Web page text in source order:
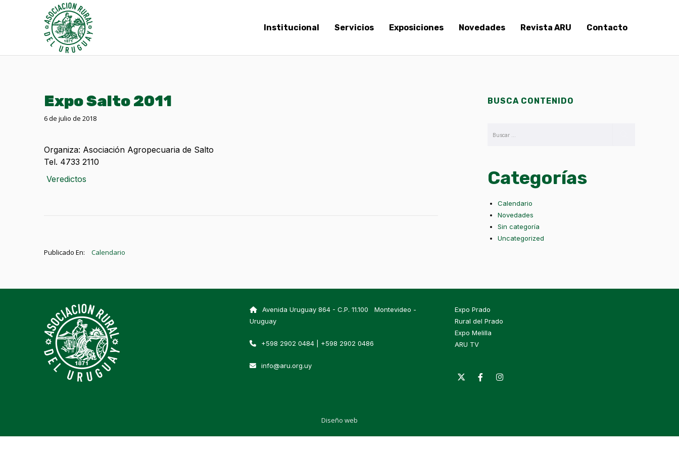
Institucional Servicios Exposiciones Novedades Revista ARU Contacto
Expo Salto 2011
6 de julio de 2018
Organiza: Asociación Agropecuaria de Salto
Tel. 4733 2110
Veredictos
Publicado En: Calendario
BUSCA CONTENIDO
Categorías
Calendario
Novedades
Sin categoría
Uncategorized
Avenida Uruguay 864 - C.P. 11.100 Montevideo -
Uruguay
+598 2902 0484 | +598 2902 0486
info@aru.org.uy
Expo Prado
Rural del Prado
Expo Melilla
ARU TV
Diseño web